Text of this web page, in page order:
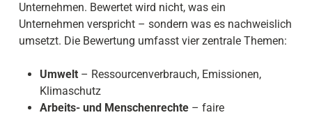
Unternehmen. Bewertet wird nicht, was ein
Unternehmen verspricht – sondern was es nachweislich
umsetzt. Die Bewertung umfasst vier zentrale Themen:
Umwelt– Ressourcenverbrauch, Emissionen,
Klimaschutz
Arbeits- und Menschenrechte– faire